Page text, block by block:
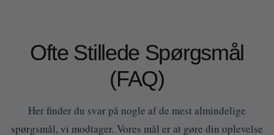
Ofte Stillede Spørgsmål
(FAQ)
Her finder du svar på nogle af de mest almindelige
spørgsmål, vi modtager. Vores mål er at gøre din oplevelse